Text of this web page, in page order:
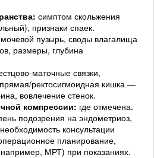
симптом скольжения
признаки спаек.
мочевой пузырь, своды влагалища
размеры, глубина
маточные связки,
ректосигмоидная кишка —
вовлечение стенок.
компрессии: где отмечена.
подозрения на эндометриоз,
консультации
планирование,
МРТ) при показаниях.